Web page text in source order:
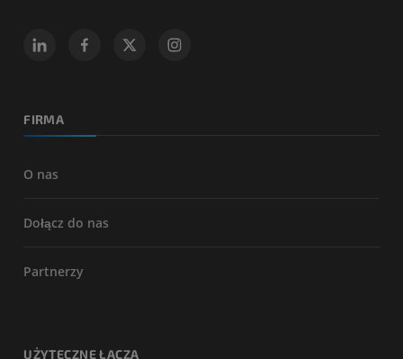
FIRMA
O nas
Dołącz do nas
Partnerzy
UŻYTECZNE ŁĄCZA